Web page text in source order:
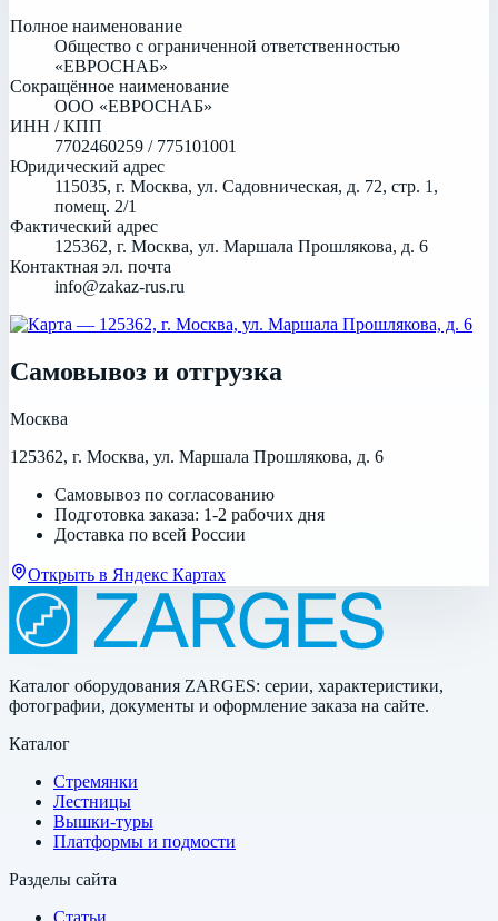
Полное наименование
Общество с ограниченной ответственностью
«ЕВРОСНАБ»
Сокращённое наименование
ООО «ЕВРОСНАБ»
ИНН / КПП
7702460259 / 775101001
Юридический адрес
115035, г. Москва, ул. Садовническая, д. 72, стр. 1,
помещ. 2/1
Фактический адрес
125362, г. Москва, ул. Маршала Прошлякова, д. 6
Контактная эл. почта
info@zakaz-rus.ru
Самовывоз и отгрузка
Москва
125362, г. Москва, ул. Маршала Прошлякова, д. 6
Самовывоз по согласованию
Подготовка заказа: 1-2 рабочих дня
Доставка по всей России
Открыть в Яндекс Картах
Каталог оборудования ZARGES: серии, характеристики,
фотографии, документы и оформление заказа на сайте.
Каталог
Стремянки
Лестницы
Вышки-туры
Платформы и подмости
Разделы сайта
Статьи